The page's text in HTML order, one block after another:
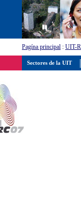
Pagína principal : UIT-R
Sectores de la UIT